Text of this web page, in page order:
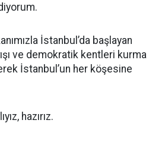
İstanbul’da başlayan
ve demokratik kentleri kurma
İstanbul’un her köşesine
hazırız.